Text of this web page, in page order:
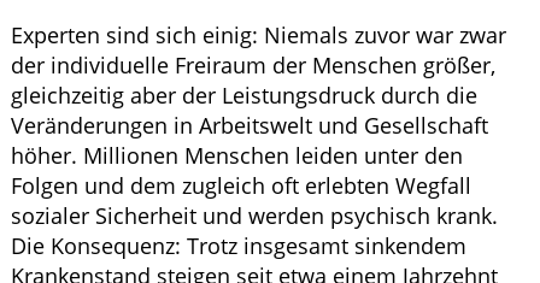
GESUND IM ALTER
Experten sind sich einig: Niemals zuvor war zwar
der individuelle Freiraum der Menschen größer,
gleichzeitig aber der Leistungsdruck durch die
Veränderungen in Arbeitswelt und Gesellschaft
höher. Millionen Menschen leiden unter den
Folgen und dem zugleich oft erlebten Wegfall
sozialer Sicherheit und werden psychisch krank.
Die Konsequenz: Trotz insgesamt sinkendem
Krankenstand steigen seit etwa einem Jahrzehnt